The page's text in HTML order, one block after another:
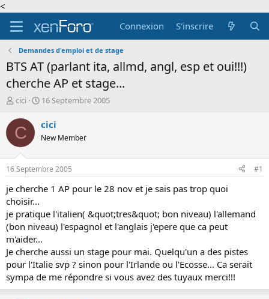
<
Connexion
S'inscrire
Demandes d'emploi et de stage
BTS AT (parlant ita, allmd, angl, esp et oui!!!)
cherche AP et stage...
A
t
e
r
d
e
l
d
i
s
c
u
s
i
cici
D
t
d
d
é
b
16 Septembre 2005
C cici
New Member
16 Septembre 2005 #1
je cherche 1 AP pour le 28 nov et je sais pas trop quoi
choisir...
je pratique l'italien( &quot;tres&quot; bon niveau) l'allemand
(bon niveau) l'espagnol et l'anglais j'epere que ca peut
m'aider...
Je cherche aussi un stage pour mai. Quelqu'un a des pistes
pour l'Italie svp ? sinon pour l'Irlande ou l'Ecosse... Ca serait
sympa de me répondre si vous avez des tuyaux merci!!!